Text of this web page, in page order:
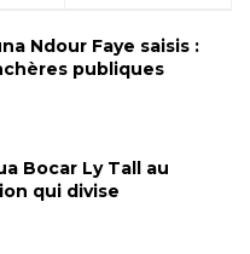
Ndour Faye saisis :
publiques
Bocar Ly Tall au
qui divise